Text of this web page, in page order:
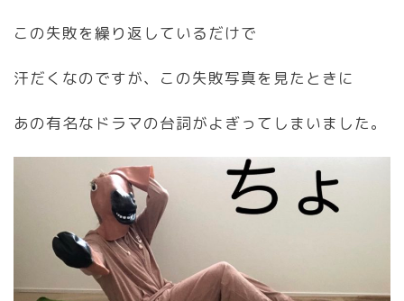
この失敗を繰り返しているだけで
汗だくなのですが、この失敗写真を見たときに
あの有名なドラマの台詞がよぎってしまいました。